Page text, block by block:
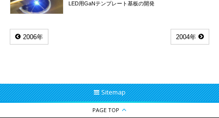
LED用GaNテンプレート基板の開発
2006年 2004年
Sitemap
PAGE TOP